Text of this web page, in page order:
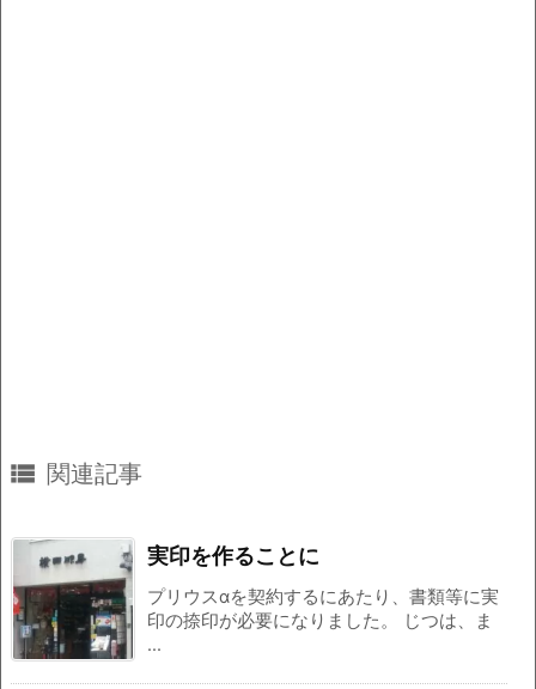
 関連記事
実印を作ることに
プリウスαを契約するにあたり、書類等に実
印の捺印が必要になりました。 じつは、ま
...